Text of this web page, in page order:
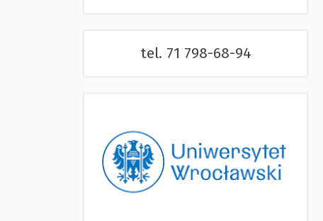
tel. 71 798-68-94